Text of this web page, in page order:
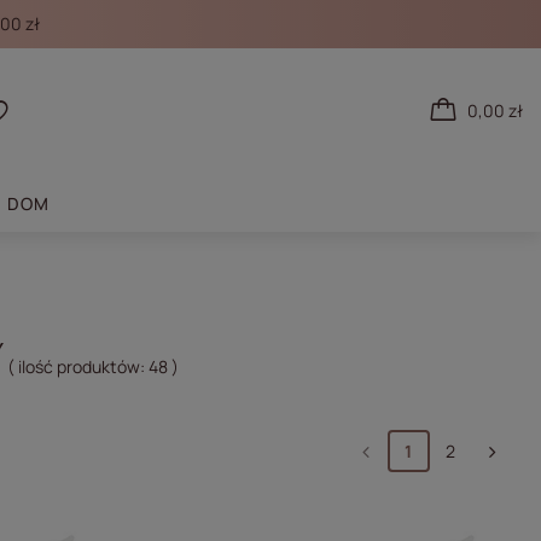
zł
zakupowe
0,00 zł
DOM
( ilość produktów: 48)
1 2